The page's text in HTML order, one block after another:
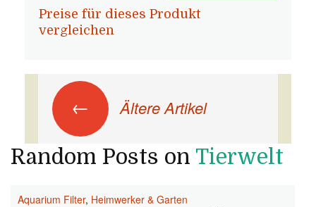
Preise für dieses Produkt
vergleichen
Beitrags-Navigation
← Ältere Artikel
Random Posts on Tierwelt
Aquarium Filter, Heimwerker & Garten